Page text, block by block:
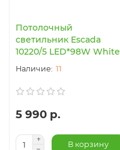
Потолочный
светильник Escada
10220/5 LED*98W White
11
5 990 р.
В корзину